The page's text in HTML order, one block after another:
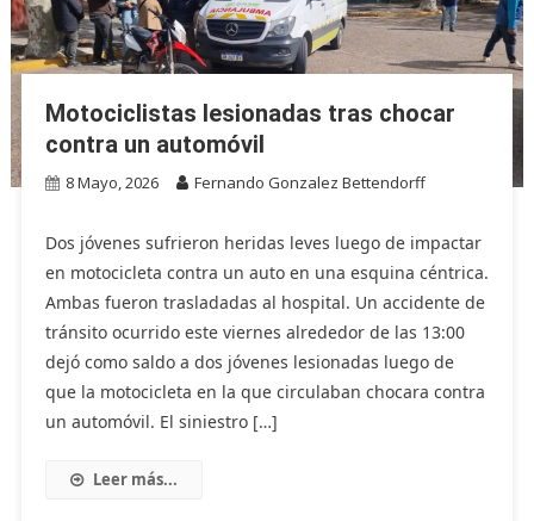
Motociclistas lesionadas tras chocar
contra un automóvil
8 Mayo, 2026 Fernando Gonzalez Bettendorff
Dos jóvenes sufrieron heridas leves luego de impactar
en motocicleta contra un auto en una esquina céntrica.
Ambas fueron trasladadas al hospital. Un accidente de
tránsito ocurrido este viernes alrededor de las 13:00
dejó como saldo a dos jóvenes lesionadas luego de
que la motocicleta en la que circulaban chocara contra
un automóvil. El siniestro […]
Leer más...